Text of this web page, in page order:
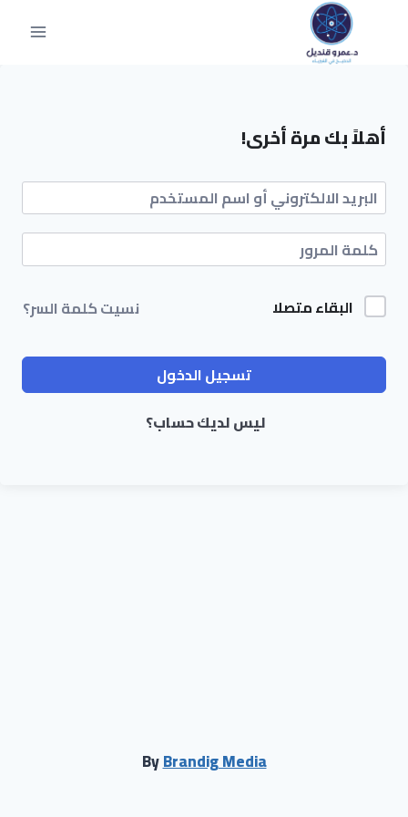
أهلاً بك مرة أخرى!
البقاء متصلا نسيت كلمة السر؟
تسجيل الدخول
ليس لديك حساب؟
ByBrandig Media